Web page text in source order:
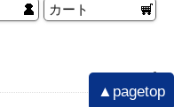
カート
▲pagetop